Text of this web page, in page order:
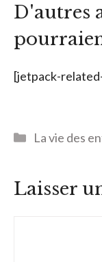
D'autres
[jetpack-
Catégories
La vie des
Laisser